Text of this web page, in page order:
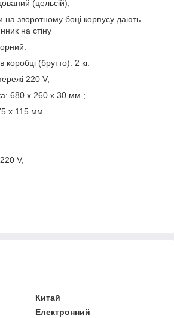
(цельсій);
на зворотному боці корпусу дають
на стіну
коробці (брутто): 2 кг.
220 V;
680 x 260 x 30 мм ;
х 115 мм.
V;
Китай
Електронний